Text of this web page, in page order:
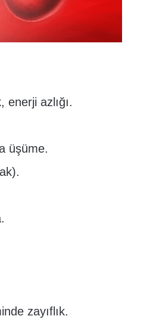
azlığı.
üşüme.
zayıflık.